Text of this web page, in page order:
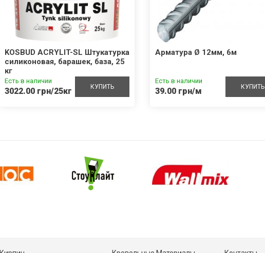
KOSBUD ACRYLIT-SL Штукатурка
силиконовая, барашек, база, 25
кг
Есть в наличии
3022.00 грн/25кг КУПИТЬ
Арматура Ø 12мм, 6м
Есть в наличии
39.00 грн/м КУПИТЬ